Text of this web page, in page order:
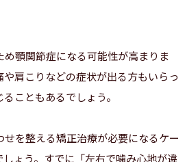
顎関節症になる可能性が高まりま
肩こりなどの症状が出る方もいらっ
こともあるでしょう。
を整える矯正治療が必要になるケー
ょう。すでに「左右で噛み心地が違